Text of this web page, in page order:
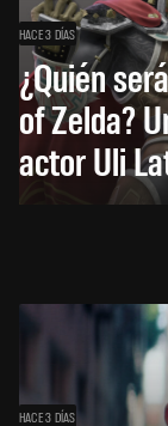
HACE 3 DÍAS
¿Quién
of Zelda?
actor Uli
HACE 3 DÍAS